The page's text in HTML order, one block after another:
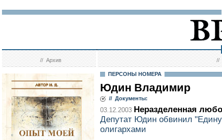
//Архив //
ПЕРСОНЫ НОМЕРА
Юдин Владимир
// Документы:
03.12.2003 Неразделенная
Депутат Юдин обвинил
олигархами